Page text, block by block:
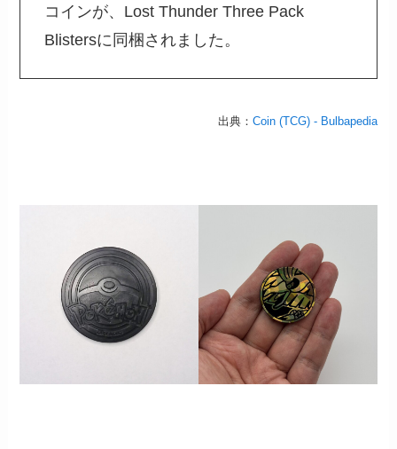
コインが、Lost Thunder Three Pack
Blistersに同梱されました。
出典： Coin (TCG) - Bulbapedia